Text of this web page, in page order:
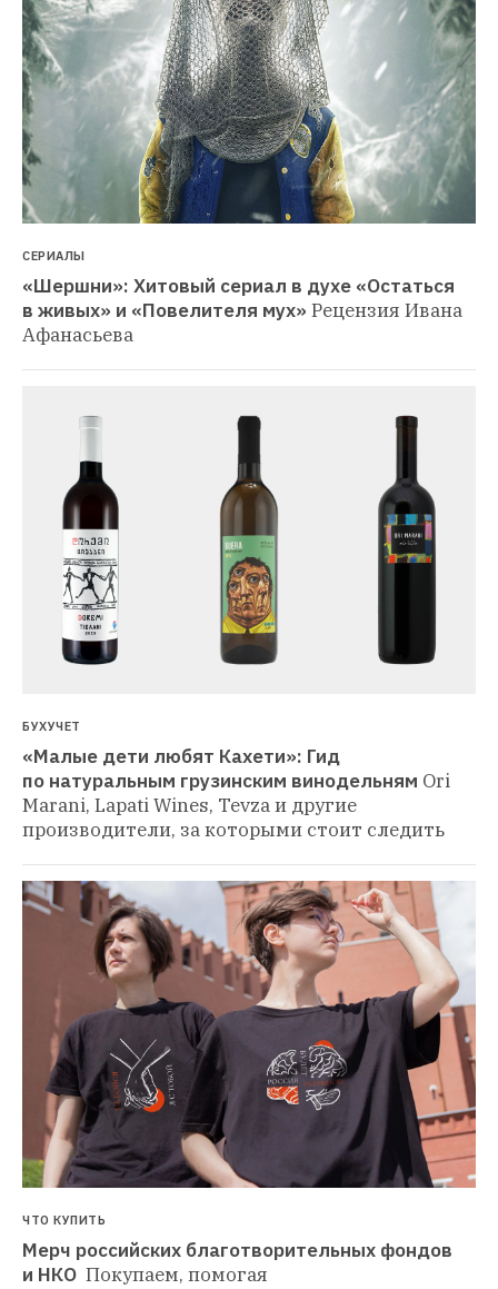
СЕРИАЛЫ
«Шершни»: Хитовый сериал в духе «Остаться
в живых» и «Повелителя мух» Рецензия Ивана
Афанасьева
БУХУЧЕТ
«Малые дети любят Кахети»: Гид
по натуральным грузинским винодельням Ori
Marani, Lapati Wines, Tevza и другие
производители, за которыми стоит следить
ЧТО КУПИТЬ
Мерч российских благотворительных фондов
и НКО Покупаем, помогая